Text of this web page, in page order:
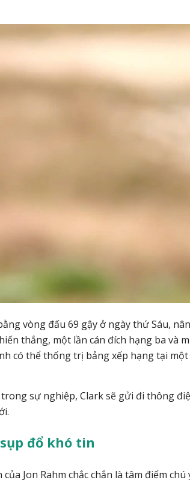
vòng đấu 69 gậy ở ngày thứ Sáu,
thắng, một lần cán đích hạng ba và
có thể thống trị bảng xếp hạng tại một
sự nghiệp, Clark sẽ gửi đi thông
đổ khó tin
Jon Rahm chắc chắn là tâm điểm chú